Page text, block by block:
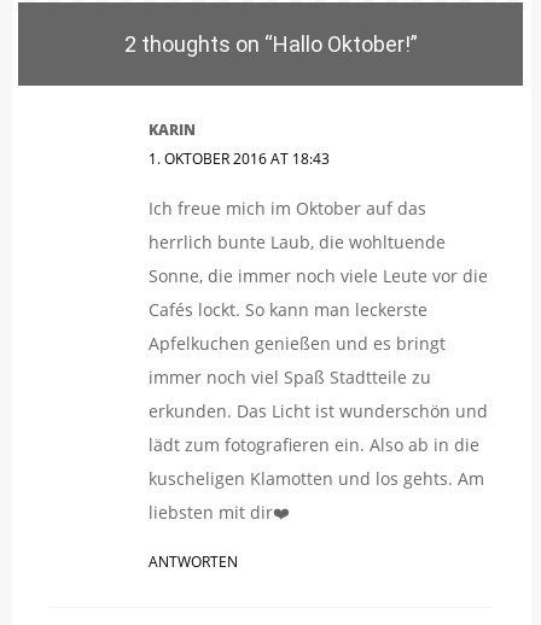
2 thoughts on “Hallo Oktober!”
KARIN
1. OKTOBER 2016 AT 18:43
Ich freue mich im Oktober auf das
herrlich bunte Laub, die wohltuende
Sonne, die immer noch viele Leute vor die
Cafés lockt. So kann man leckerste
Apfelkuchen genießen und es bringt
immer noch viel Spaß Stadtteile zu
erkunden. Das Licht ist wunderschön und
lädt zum fotografieren ein. Also ab in die
kuscheligen Klamotten und los gehts. Am
liebsten mit dir❤️
ANTWORTEN